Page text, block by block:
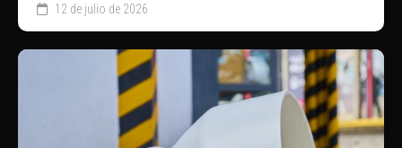
12 de julio de 2026